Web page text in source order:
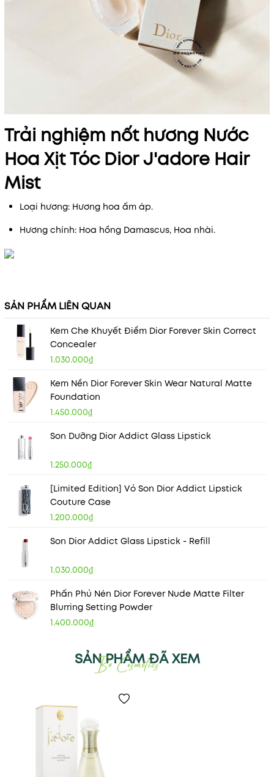
Trải nghiệm nốt hương Nước
Hoa Xịt Tóc Dior J'adore Hair
Mist
Loại hương: Hương hoa ấm áp.
Hương chính: Hoa hồng Damascus, Hoa nhài.
SẢN PHẨM LIÊN QUAN
Kem Che Khuyết Điểm Dior Forever Skin Correct
Concealer
1.030.000₫
Kem Nền Dior Forever Skin Wear Natural Matte
Foundation
1.450.000₫
Son Dưỡng Dior Addict Glass Lipstick
1.250.000₫
[Limited Edition] Vỏ Son Dior Addict Lipstick
Couture Case
1.200.000₫
Son Dior Addict Glass Lipstick - Refill
1.030.000₫
Phấn Phủ Nén Dior Forever Nude Matte Filter
Blurring Setting Powder
1.400.000₫
SẢN PHẨM ĐÃ XEM